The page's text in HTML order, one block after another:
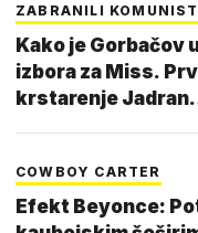
ZABRANILI
Kako je Gorbačov
izbora za Miss. Prva
krstarenje
COWBOY CARTER
Efekt Beyonce: